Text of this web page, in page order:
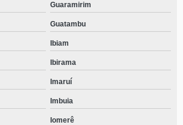
Guaramirim
Guatambu
Ibiam
Ibirama
Imaruí
Imbuia
Iomerê